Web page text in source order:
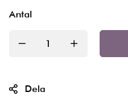
Antal
Dela